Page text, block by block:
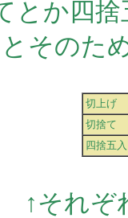
とか四
そのた
切上げ
切捨て
四捨五入
↑それぞ